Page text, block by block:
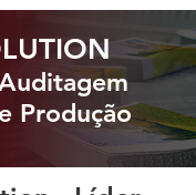
Produção